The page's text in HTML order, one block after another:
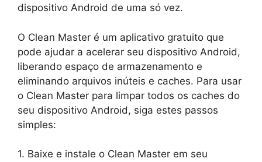
dispositivo Android de uma só vez.
O Clean Master é um aplicativo gratuito que
pode ajudar a acelerar seu dispositivo Android,
liberando espaço de armazenamento e
eliminando arquivos inúteis e caches. Para usar
o Clean Master para limpar todos os caches do
seu dispositivo Android, siga estes passos
simples:
1. Baixe e instale o Clean Master em seu